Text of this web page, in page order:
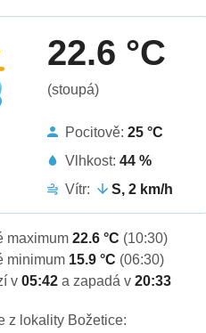
22.6 °C
(stoupá)
Pocitově:25 °C
Vlhkost:44 %
Vítr:
S, 2 km/h
maximum22.6 °C (10:30)
minimum 15.9 °C (06:30)
v05:42a zapadá v20:33
z lokality Božetice: